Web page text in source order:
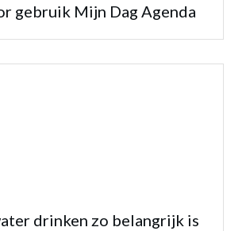
gebruik Mijn Dag Agenda
drinken zo belangrijk is